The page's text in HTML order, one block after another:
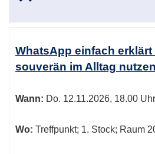
WhatsApp einfach
souverän im Alltag nutzen
Wann: Do. 12.11.2026, 18.00 Uhr
Wo: Treffpunkt; 1. Stock; Raum